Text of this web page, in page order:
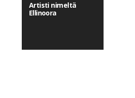
Artisti nimeltä
Ellinoora